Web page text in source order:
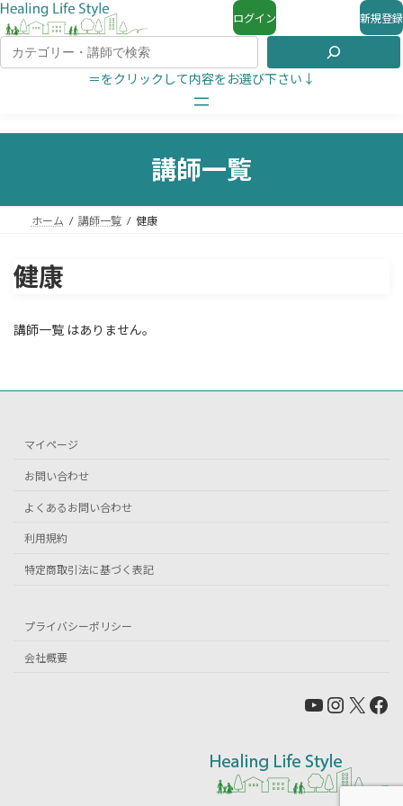
ログイン 新規登録
＝をクリックして内容をお選び下さい↓
講師一覧
ホーム 講師一覧 健康
健康
講師一覧 はありません。
マイページ
お問い合わせ
よくあるお問い合わせ
利用規約
特定商取引法に基づく表記
プライバシーポリシー
会社概要